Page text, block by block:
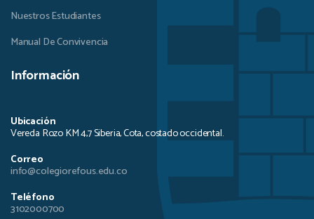
Nuestros Estudiantes
Manual De Convivencia
Información
Ubicación
Vereda Rozo KM 4,7 Siberia, Cota, costado occidental.
Correo
info@colegiorefous.edu.co
Teléfono
3102000700